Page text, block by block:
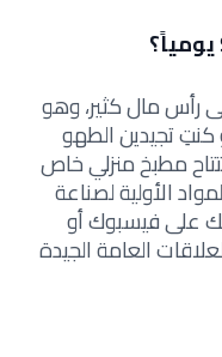
رأس مال كثير، وهو
كنتِ تجيدين الطهو
مطبخ منزلي خاص
الأولية لصناعة
على فيسبوك أو
العامة الجيدة